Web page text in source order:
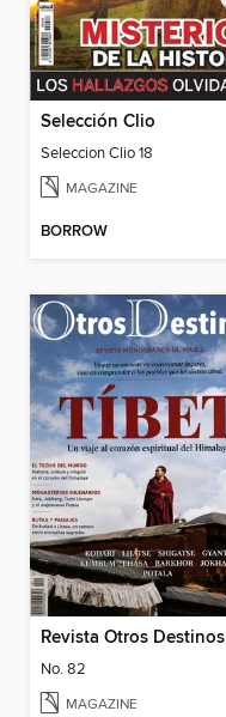
Selección Clio
Seleccion Clio 18
MAGAZINE
BORROW
Revista Otros Destinos
No. 82
MAGAZINE